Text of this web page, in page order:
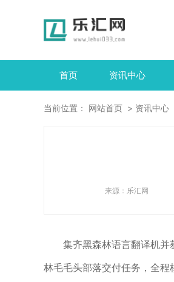
首页 资讯中心
当前位置： 网站首页 资讯中心
来源： 乐汇网
集齐黑森林语言翻译机
林毛毛头部落交付任务，全